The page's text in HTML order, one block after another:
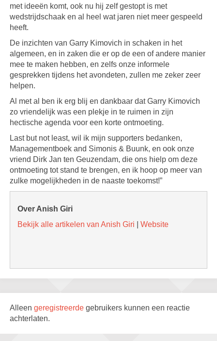
met ideeën komt, ook nu hij zelf gestopt is met
wedstrijdschaak en al heel wat jaren niet meer gespeeld
heeft.
De inzichten van Garry Kimovich in schaken in het
algemeen, en in zaken die er op de een of andere manier
mee te maken hebben, en zelfs onze informele
gesprekken tijdens het avondeten, zullen me zeker zeer
helpen.
Al met al ben ik erg blij en dankbaar dat Garry Kimovich
zo vriendelijk was een plekje in te ruimen in zijn
hectische agenda voor een korte ontmoeting.
Last but not least, wil ik mijn supporters bedanken,
Managementboek and Simonis & Buunk, en ook onze
vriend Dirk Jan ten Geuzendam, die ons hielp om deze
ontmoeting tot stand te brengen, en ik hoop op meer van
zulke mogelijkheden in de naaste toekomst!”
Over Anish Giri
Bekijk alle artikelen van Anish Giri
Website
Alleen geregistreerde gebruikers kunnen een reactie
achterlaten.